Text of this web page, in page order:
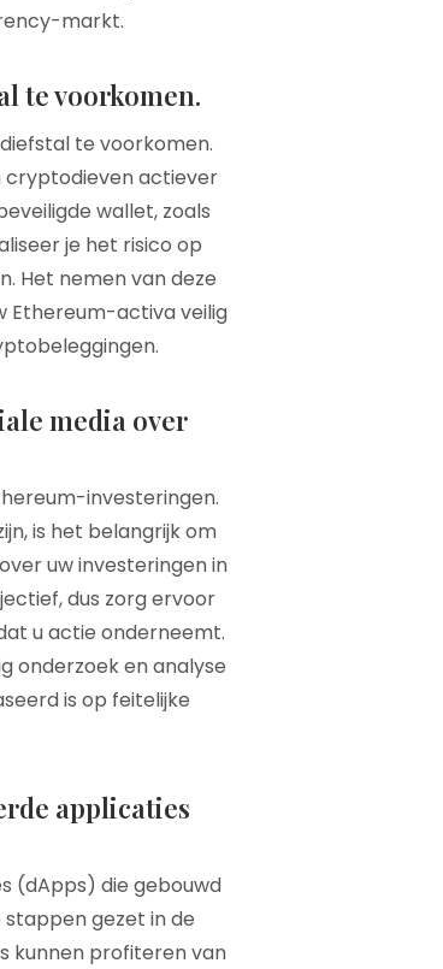
markt.
te voorkomen.
te voorkomen.
cryptodieven actiever
wallet, zoals
je het risico op
Het nemen van deze
Ethereum-activa veilig
media over
investeringen.
is het belangrijk om
uw investeringen in
dus zorg ervoor
u actie onderneemt.
onderzoek en analyse
is op feitelijke
applicaties
(dApps) die gebouwd
gezet in de
kunnen profiteren van